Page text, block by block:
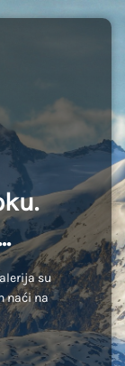
su
naći na